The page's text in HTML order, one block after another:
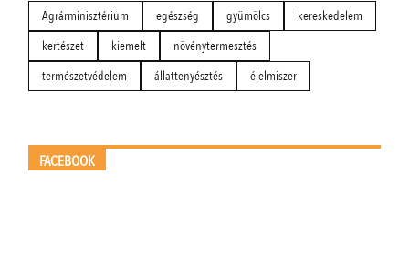
Agrárminisztérium egészség gyümölcs
kereskedelem
kertészet
kiemelt
növénytermesztés
természetvédelem
állattenyésztés élelmiszer
FACEBOOK